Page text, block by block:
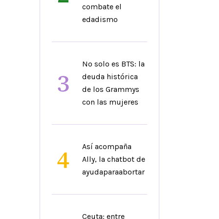
combate el
edadismo
3
No solo es BTS: la
deuda histórica
de los Grammys
con las mujeres
4
Así acompaña
Ally, la chatbot de
ayudaparaabortar
Ceuta: entre